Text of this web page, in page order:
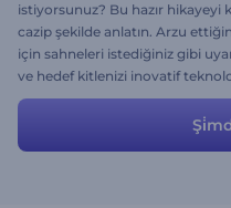
istiyorsunuz? Bu hazır hikayeyi
cazip şekilde anlatın. Arzu
için sahneleri istediğiniz gibi
ve hedef kitlenizi inovatif